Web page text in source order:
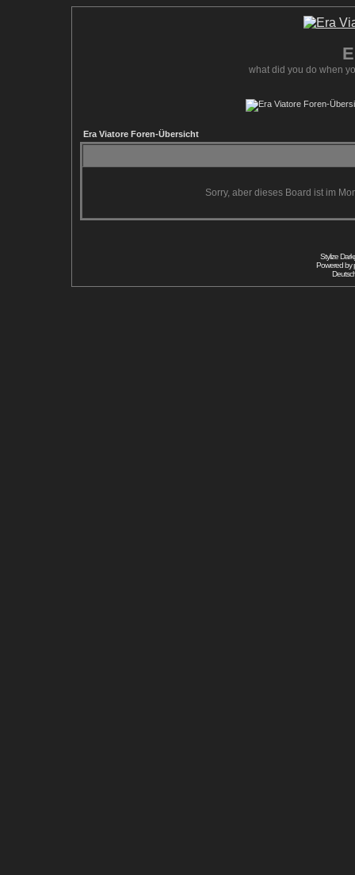
what did you do when
Era Viatore Foren-Übersicht
Sorry, aber dieses Board ist im
Stylize
Powered by